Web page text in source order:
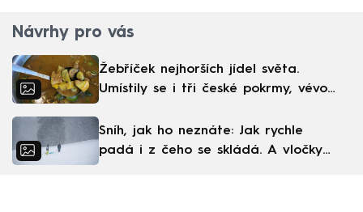
Návrhy pro vás
Žebříček nejhorších jídel světa.
Umístily se i tři české pokrmy, vévodí
Sníh, jak ho neznáte: Jak rychle
padá i z čeho se skládá. A vločky